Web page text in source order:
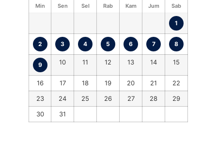
Min Sen Sel Rab Kam Jum Sab
1
2 3 4 5 6 7 8
9 10 11 12 13 14 15
16 17 18 19 20 21
22
23
24 25 26 27 28
29
30
31